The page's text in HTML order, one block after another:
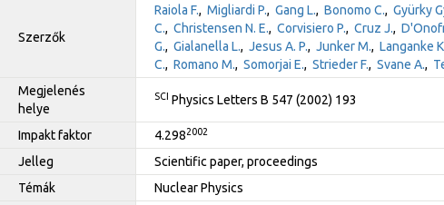
Szerzők
Raiola F., Migliardi P., Gang L., Bonomo C., Gyürky
C., Christensen N. E., Corvisiero P., Cruz J.,
G., Gialanella L., Jesus A. P., Junker M., Langanke
C., Romano M., Somorjai E., Strieder F., Svane A.,
Megjelenés
helye
SCI Physics Letters B 547 (2002) 193
Impakt faktor 4.2982002
Jelleg
Scientific paper, proceedings
Témák
Nuclear Physics